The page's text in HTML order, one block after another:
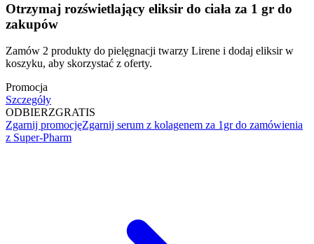
Otrzymaj rozświetlający eliksir do ciała za 1 gr do
zakupów
Zamów 2 produkty do pielęgnacji twarzy Lirene i dodaj eliksir w
koszyku, aby skorzystać z oferty.
Promocja
Szczegóły
ODBIERZGRATIS
Zgarnij promocjęZgarnij serum z kolagenem za 1gr do zamówienia
z Super-Pharm